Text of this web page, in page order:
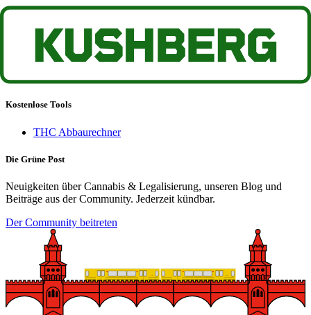
Socials
Instagram
Twitter
TikTok
Twitch
Kostenlose Tools
THC Abbaurechner
Die Grüne Post
Neuigkeiten über Cannabis & Legalisierung, unseren Blog und
Beiträge aus der Community. Jederzeit kündbar.
Der Community beitreten